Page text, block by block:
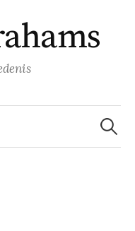
Zoeken
naar: